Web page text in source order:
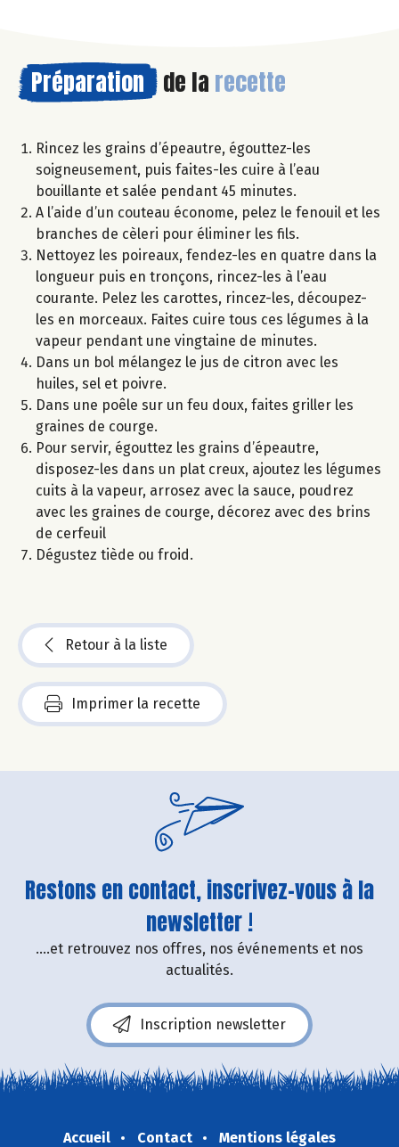
Préparation de la recette
Rincez les grains d’épeautre, égouttez-les
soigneusement, puis faites-les cuire à l’eau
bouillante et salée pendant 45 minutes.
A l’aide d’un couteau économe, pelez le fenouil et les
branches de cèleri pour éliminer les fils.
Nettoyez les poireaux, fendez-les en quatre dans la
longueur puis en tronçons, rincez-les à l’eau
courante. Pelez les carottes, rincez-les, découpez-
les en morceaux. Faites cuire tous ces légumes à la
vapeur pendant une vingtaine de minutes.
Dans un bol mélangez le jus de citron avec les
huiles, sel et poivre.
Dans une poêle sur un feu doux, faites griller les
graines de courge.
Pour servir, égouttez les grains d’épeautre,
disposez-les dans un plat creux, ajoutez les légumes
cuits à la vapeur, arrosez avec la sauce, poudrez
avec les graines de courge, décorez avec des brins
de cerfeuil
Dégustez tiède ou froid.
Retour à la liste
Imprimer la recette
Restons en contact, inscrivez-vous à la
newsletter !
....et retrouvez nos offres, nos événements et nos
actualités.
Inscription newsletter
Accueil Contact
Mentions légales